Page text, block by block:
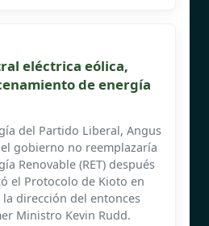
eléctrica eólica,
de energía
del Partido Liberal, Angus
gobierno no reemplazaría
Renovable (RET) después
el Protocolo de Kioto en
dirección del entonces
Ministro Kevin Rudd.